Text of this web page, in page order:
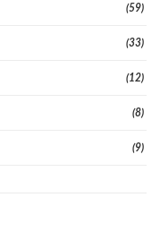
(59)
(33)
(12)
(8)
(9)